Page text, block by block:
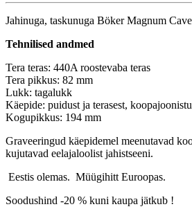
Jahinuga, taskunuga Böker Magnum
Tehnilised andmed
Tera teras: 440A roostevaba teras
Tera pikkus: 82 mm
Lukk: tagalukk
Käepide: puidust ja terasest,
Kogupikkus: 194 mm
Graveeringud käepidemel meenutavad
kujutavad eelajaloolist jahistseeni.
Eestis olemas. Müügihitt Euroopas.
Soodushind -20 % kuni kaupa jätkub !